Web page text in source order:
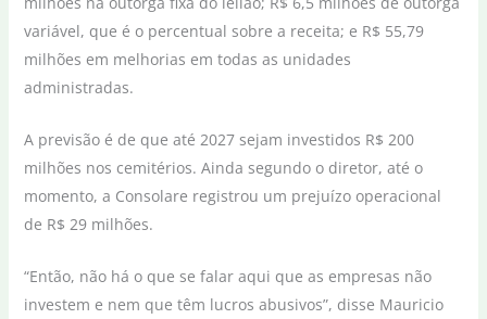
variável, que é o percentual sobre a receita; e R$ 55,79
milhões em melhorias em todas as unidades
administradas.
A previsão é de que até 2027 sejam investidos R$ 200
milhões nos cemitérios. Ainda segundo o diretor, até o
momento, a Consolare registrou um prejuízo operacional
de R$ 29 milhões.
“Então, não há o que se falar aqui que as empresas não
investem e nem que têm lucros abusivos”, disse Mauricio